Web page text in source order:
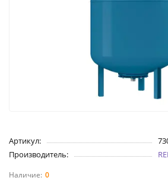
Артикул:
Производитель:
0